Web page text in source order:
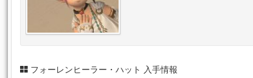
フォーレンヒーラー・ハット 入手情報